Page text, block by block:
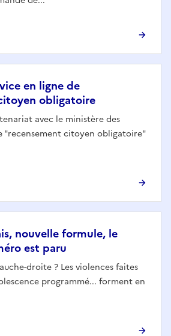
en ligne de
obligatoire
avec le ministère des
"recensement citoyen obligatoire"
nouvelle formule, le
est paru
droite ? Les violences faites
programmé... forment en